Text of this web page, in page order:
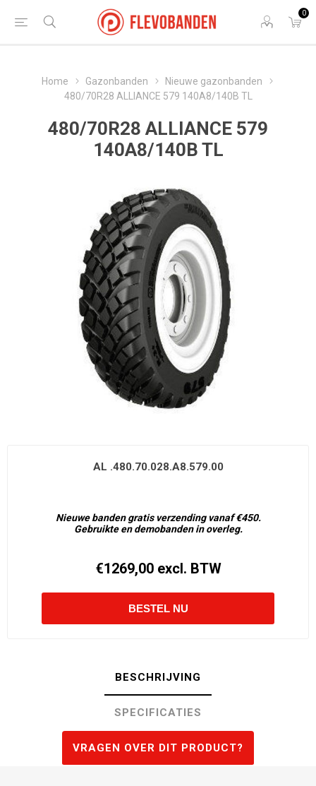
0
Home Gazonbanden
Nieuwe gazonbanden
480/70R28 ALLIANCE 579 140A8/140B TL
480/70R28 ALLIANCE 579
140A8/140B TL
AL .480.70.028.A8.579.00
Nieuwe banden gratis verzending vanaf €450.
Gebruikte en demobanden in overleg.
€1269,00 excl. BTW
BESCHRIJVING
SPECIFICATIES
VRAGEN OVER DIT PRODUCT?